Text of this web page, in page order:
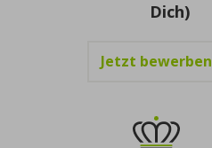
Dich)
Jetzt bewerben